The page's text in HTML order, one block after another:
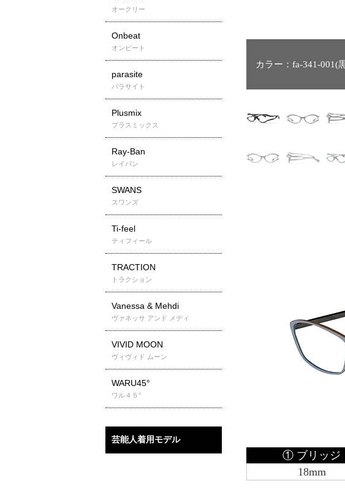
オークリー
Onbeat
オンビート
parasite
パラサイト
Plusmix
プラスミックス
Ray-Ban
レイバン
SWANS
スワンズ
Ti-feel
ティフィール
TRACTION
トラクション
Vanessa & Mehdi
ヴァネッサ アンド メディ
VIVID MOON
ヴィヴィド ムーン
WARU45°
ワル４５°
芸能人着用モデル